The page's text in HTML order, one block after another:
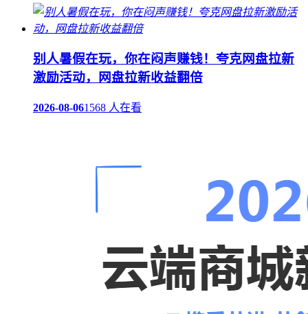
‌别人暑假在玩，你在闷声赚钱！夸克网盘拉新
激励活动，网盘拉新收益翻倍
2026-08-061568 人在看